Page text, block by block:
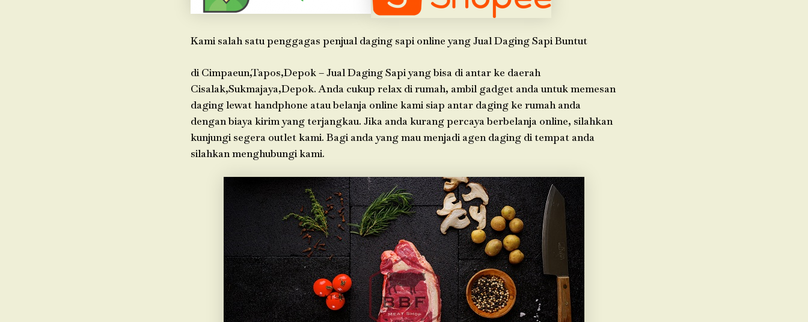
Kami salah satu penggagas penjual daging sapi online yang Jual Daging Sapi Buntut
di Cimpaeun,Tapos,Depok – Jual Daging Sapi yang bisa di antar ke daerah
Cisalak,Sukmajaya,Depok. Anda cukup relax di rumah, ambil gadget anda untuk memesan
daging lewat handphone atau belanja online kami siap antar daging ke rumah anda
dengan biaya kirim yang terjangkau. Jika anda kurang percaya berbelanja online, silahkan
kunjungi segera outlet kami. Bagi anda yang mau menjadi agen daging di tempat anda
silahkan menghubungi kami.